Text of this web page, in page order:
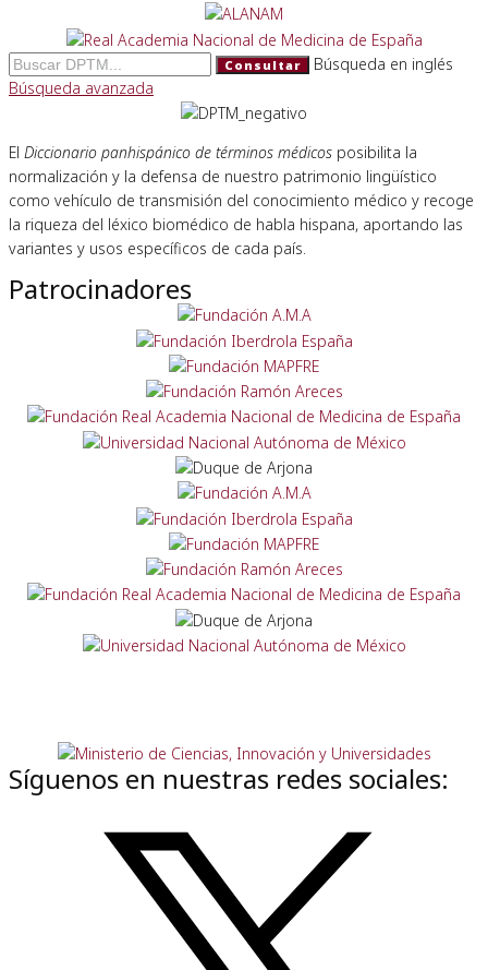
Consultar
Búsqueda en inglés
Búsqueda avanzada
El Diccionario panhispánico de términos médicos posibilita la
normalización y la defensa de nuestro patrimonio lingüístico
como vehículo de transmisión del conocimiento médico y recoge
la riqueza del léxico biomédico de habla hispana, aportando las
variantes y usos específicos de cada país.
Patrocinadores
Síguenos en nuestras redes sociales: